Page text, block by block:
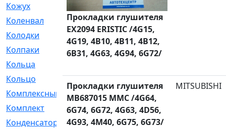
Кожух
[4]
Коленвал
[38]
Колодки
[2151]
Колпаки
[5]
Кольца
Кольцо
[272]
Комплексный
[1]
Комплект
[196]
Конденсатор
[1]
Прокладки глушителя
EX2094 ERISTIC /4G15,
4G19, 4B10, 4B11, 4B12,
6B31, 4G63, 4G94, 6G72/
Прокладки глушителя
MB687015 MMC /4G64,
6G74, 6G72, 4G63, 4D56,
4G93, 4M40, 6G75, 6G73/
MITSUBISHI